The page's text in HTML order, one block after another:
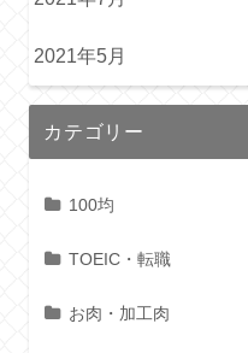
2021年5月
カテゴリー
100均
TOEIC・転職
お肉・加工肉